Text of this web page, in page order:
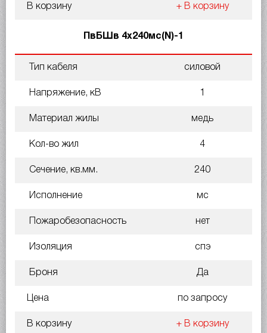
В корзину + В корзину
ПвБШв 4х240мс(N)-1
Тип кабеля силовой
Напряжение, кВ 1
Материал жилы медь
Кол-во жил 4
Сечение, кв.мм. 240
Исполнение мс
Пожаробезопасность нет
Изоляция спэ
Броня Да
Цена по запросу
В корзину + В корзину